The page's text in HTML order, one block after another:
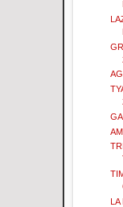
LA